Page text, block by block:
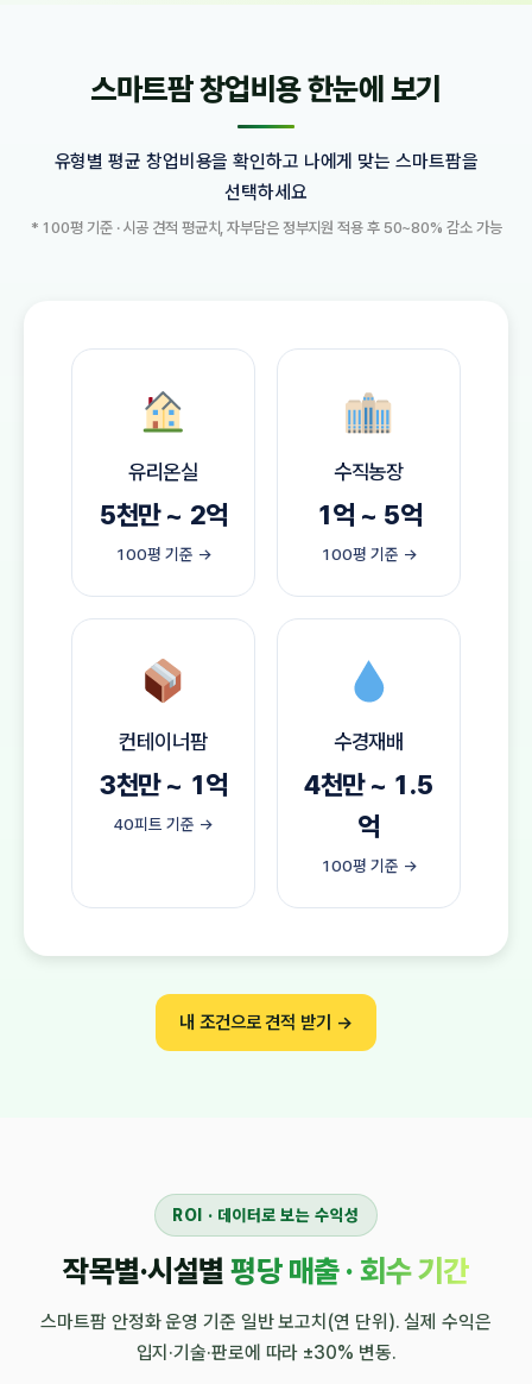
스마트팜 창업비용 한눈에 보기
유형별 평균 창업비용을 확인하고 나에게 맞는 스마트팜을
선택하세요
* 100평 기준 · 시공 견적 평균치, 자부담은 정부지원 적용 후 50~80% 감소 가능
유리온실
5천만 ~ 2억
100평 기준 →
수직농장
1억 ~ 5억
100평 기준 →
컨테이너팜
3천만 ~ 1억
40피트 기준 →
수경재배
4천만 ~ 1.5
억
100평 기준 →
내 조건으로 견적 받기 →
ROI · 데이터로 보는 수익성
작목별·시설별평당 매출 · 회수 기간
스마트팜 안정화 운영 기준 일반 보고치(연 단위). 실제 수익은
입지·기술·판로에 따라 ±30% 변동.